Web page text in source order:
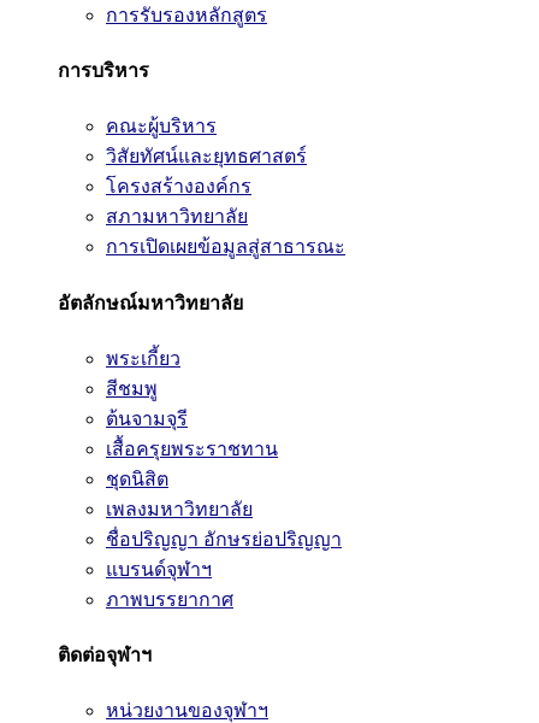
การรับรองหลักสูตร
การบริหาร
คณะผู้บริหาร
วิสัยทัศน์และยุทธศาสตร์
โครงสร้างองค์กร
สภามหาวิทยาลัย
การเปิดเผยข้อมูลสู่สาธารณะ
อัตลักษณ์มหาวิทยาลัย
พระเกี้ยว
สีชมพู
ต้นจามจุรี
เสื้อครุยพระราชทาน
ชุดนิสิต
เพลงมหาวิทยาลัย
ชื่อปริญญา อักษรย่อปริญญา
แบรนด์จุฬาฯ
ภาพบรรยากาศ
ติดต่อจุฬาฯ
หน่วยงานของจุฬาฯ